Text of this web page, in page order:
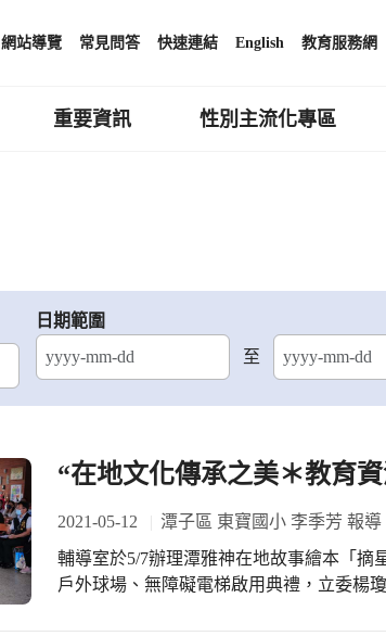
網站導覽 常見問答 快速連結 English 教育服務網
重要資訊 性別主流化專區
日期範圍
至
結束日期
“在地文化傳承之美＊教育
2021-05-12 潭子區 東寶國小 李季芳 報導
輔導室於5/7辦理潭雅神在地故事繪本「摘
戶外球場、無障礙電梯啟用典禮，立委楊